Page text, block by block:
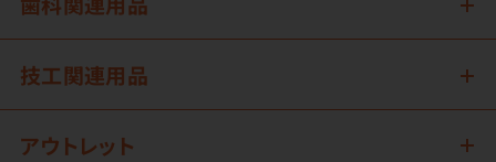
技工関連用品
アウトレット